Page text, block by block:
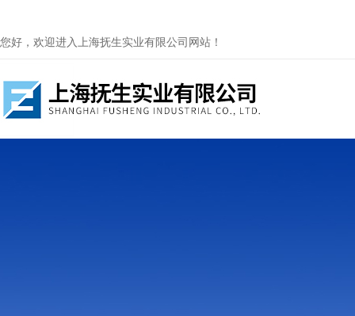
您好，欢迎进入上海抚生实业有限公司网站！